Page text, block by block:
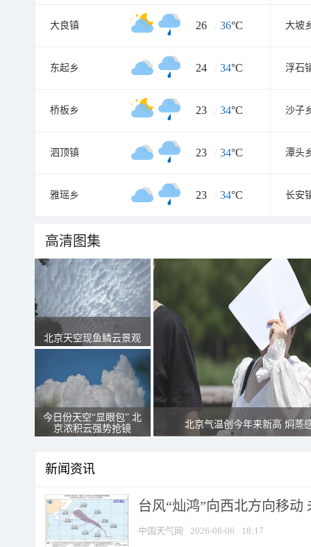
大良镇 26 / 36°C 大坡
东起乡 24 / 34°C 浮石
桥板乡 23 / 34°C 沙子
泗顶镇 23 / 34°C 潭头
雅瑶乡 23 / 34°C 长安
高清图集
北京天空现鱼鳞云景观
今日份天空“显眼包” 北
京浓积云强势抢镜
北京气温创今年来新高 焖蒸
新闻资讯
台风“灿鸿”向西北方向移动
中国天气网 2026-08-06 18:17